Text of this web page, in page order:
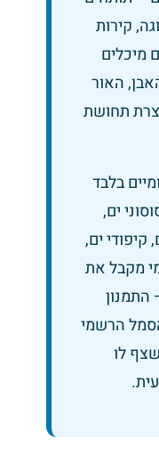
קירות
מיכלים
האור
תחושת
בלבד
ים,
קיפודי ים,
מקבל את
התמנון
הרשמי
לו